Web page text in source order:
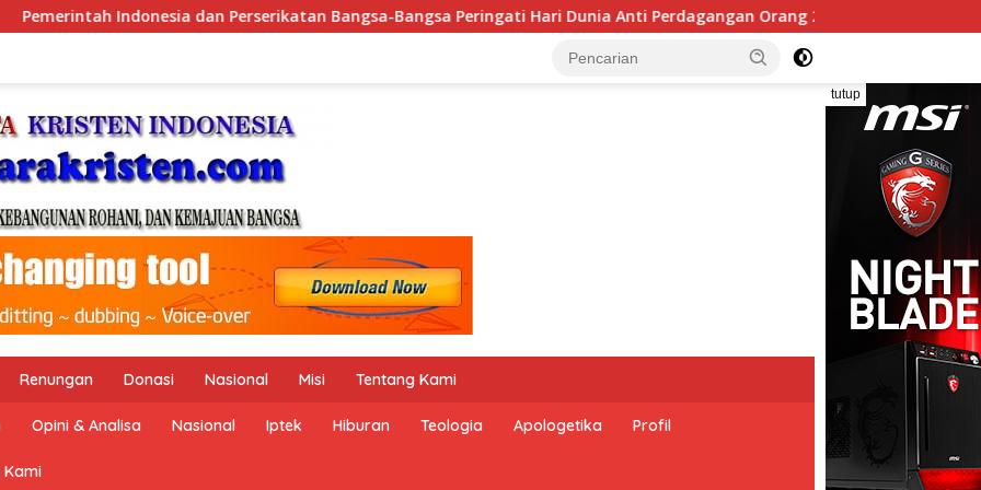
Bangsa Peringati Hari Dunia Anti Perdagangan Orang 2026 dengan Komitmen Baru untuk Memberantas Perdagangan
tutup
Renungan Donasi Nasional Misi Tentang Kami
Opini & Analisa Nasional Iptek Hiburan Teologia Apologetika Profil
Kami